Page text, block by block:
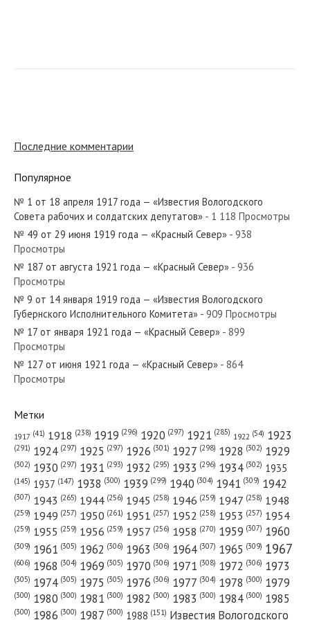
№ 21 от января 1932 года — «Красный Север»
№ 55 от марта 1970 года — «Красный Север»
№ 41 от 20 июня 1919 года — «Красный Север»
№ 228 от сентября 1964 года — «Красный Север»
№ 111 от мая 1921 года — «Красный Север»
Последние комментарии
Популярное
№ 1 от 18 апреля 1917 года — «Известия Вологодского
Совета рабочих и солдатских депутатов» - 1 118 Просмотры
№ 49 от 29 июня 1919 года — «Красный Север» - 938
Просмотры
№ 187 от августа 1921 года — «Красный Север» - 936
Просмотры
№ 9 от 14 января 1919 года — «Известия Вологодского
Губернского Исполнительного Комитета» - 909 Просмотры
№ 17 от января 1921 года — «Красный Север» - 899
Просмотры
№ 127 от июня 1921 года — «Красный Север» - 864
Просмотры
Метки
1917 (41) 1918 (238) 1919 (296) 1920 (297) 1921 (285) 1922 (54) 1923
(291) 1924 (297) 1925 (297) 1926 (301) 1927 (298) 1928 (302) 1929
(302) 1930 (297) 1931 (293) 1932 (295) 1933 (296) 1934 (302) 1935
(145) 1937 (147) 1938 (300) 1939 (299) 1940 (304) 1941 (309) 1942
(307) 1943 (265) 1944 (256) 1945 (258) 1946 (259) 1947 (258) 1948
(259) 1949 (257) 1950 (261) 1951 (257) 1952 (258) 1953 (257) 1954
(259) 1955 (259) 1956 (259) 1957 (256) 1958 (270) 1959 (307) 1960
(309) 1961 (305) 1962 (306) 1963 (306) 1964 (307) 1965 (309) 1967
(606) 1968 (304) 1969 (305) 1970 (306) 1971 (308) 1972 (306) 1973
(305) 1974 (305) 1975 (305) 1976 (306) 1977 (304) 1978 (300) 1979
(300) 1980 (300) 1981 (300) 1982 (300) 1983 (300) 1984 (300) 1985
(300) 1986 (300) 1987 (300) 1988 (151) Известия Вологодского